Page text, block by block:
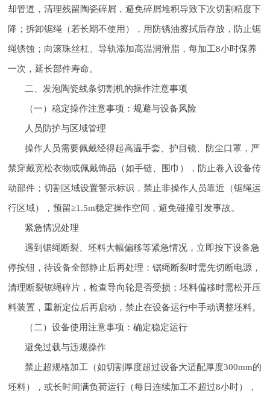
却管道，清理残留陶瓷碎屑，避免碎屑堆积导致下次切割精度下
降；拆卸锯绳（若长期不使用），用防锈油擦拭后存放，防止锯
绳锈蚀；向滚珠丝杠、导轨添加高温润滑脂，每加工8小时保养
一次，延长部件寿命。
二、发泡陶瓷线条切割机的操作注意事项
（一）稳定操作注意事项：规避与设备风险
人员防护与区域管理
操作人员需要佩戴经得起高温手套、护目镜、防尘口罩，严
禁穿戴宽松衣物或佩戴饰品（如手链、围巾），防止卷入设备传
动部件；切割区域设置警示标识，禁止非操作人员靠近（锯绳运
行区域），预留≥1.5m稳定操作空间，避免碰撞引发事故。
紧急情况处理
遇到锯绳断裂、坯料大幅偏移等紧急情况，立即按下设备急
停按钮，待设备全部静止后再处理：锯绳断裂时需先切断电源，
清理断裂锯绳碎片，检查导向轮是否受损；坯料偏移时需松开压
料装置，重新定位后再启动，禁止在设备运行中手动调整坯料。
（二）设备使用注意事项：确定稳定运行
避免过载与违规操作
禁止超规格加工（如切割厚度超过设备大适配厚度300mm的
坯料），或长时间满负荷运行（每日连续加工不超过8小时），